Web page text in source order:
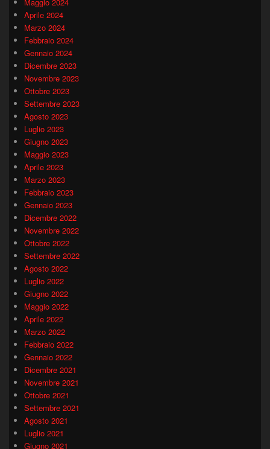
Aprile 2024
Marzo 2024
Febbraio 2024
Gennaio 2024
Dicembre 2023
Novembre 2023
Ottobre 2023
Settembre 2023
Agosto 2023
Luglio 2023
Giugno 2023
Maggio 2023
Aprile 2023
Marzo 2023
Febbraio 2023
Gennaio 2023
Dicembre 2022
Novembre 2022
Ottobre 2022
Settembre 2022
Agosto 2022
Luglio 2022
Giugno 2022
Maggio 2022
Aprile 2022
Marzo 2022
Febbraio 2022
Gennaio 2022
Dicembre 2021
Novembre 2021
Ottobre 2021
Settembre 2021
Agosto 2021
Luglio 2021
Giugno 2021